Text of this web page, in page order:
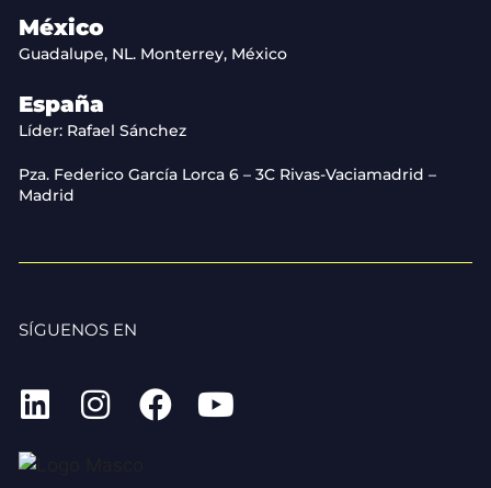
México
Guadalupe, NL. Monterrey, México
España
Líder: Rafael Sánchez
Pza. Federico García Lorca 6 – 3C Rivas-Vaciamadrid –
Madrid
SÍGUENOS EN